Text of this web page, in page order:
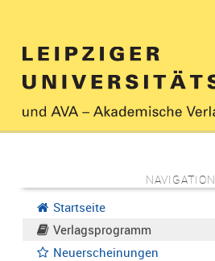
NAVIGATION
Startseite
Verlagsprogramm
Neuerscheinungen